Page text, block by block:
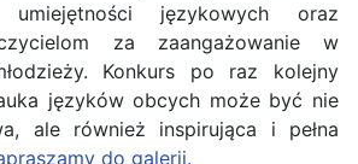
umiejętności językowych oraz
za zaangażowanie w
Konkurs po raz kolejny
języków obcych może być nie
ale również inspirująca i pełna
do galerii.